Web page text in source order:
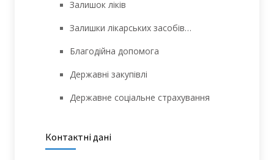
Залишок ліків
Залишки лікарських засобів…
Благодійна допомога
Державні закупівлі
Державне соціальне страхування
Контактні дані